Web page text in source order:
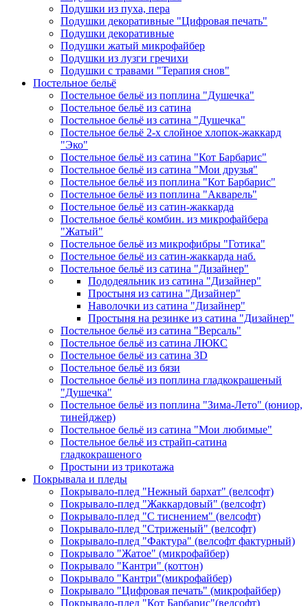
Подушки из пуха, пера
Подушки декоративные "Цифровая печать"
Подушки декоративные
Подушки жатый микрофайбер
Подушки из лузги гречихи
Подушки с травами "Терапия снов"
Постельное бельё
Постельное бельё из поплина "Душечка"
Постельное бельё из сатина
Постельное бельё из сатина "Душечка"
Постельное бельё 2-х слойное хлопок-жаккард
"Эко"
Постельное бельё из сатина "Кот Барбарис"
Постельное бельё из сатина "Мои друзья"
Постельное бельё из поплина "Кот Барбарис"
Постельное бельё из поплина "Акварель"
Постельное бельё из сатин-жаккарда
Постельное бельё комбин. из микрофайбера
"Жатый"
Постельное бельё из микрофибры "Готика"
Постельное бельё из сатин-жаккарда наб.
Постельное бельё из сатина "Дизайнер"
Пододеяльник из сатина "Дизайнер"
Простыня из сатина "Дизайнер"
Наволочки из сатина "Дизайнер"
Простыня на резинке из сатина "Дизайнер"
Постельное бельё из сатина "Версаль"
Постельное бельё из сатина ЛЮКС
Постельное бельё из сатина 3D
Постельное бельё из бязи
Постельное бельё из поплина гладкокрашеный
"Душечка"
Постельное бельё из поплина "Зима-Лето" (юниор,
тинейджер)
Постельное бельё из сатина "Мои любимые"
Постельное бельё из страйп-сатина
гладкокрашеного
Простыни из трикотажа
Покрывала и пледы
Покрывало-плед "Нежный бархат" (велсофт)
Покрывало-плед "Жаккардовый" (велсофт)
Покрывало-плед "С тиснением" (велсофт)
Покрывало-плед "Стриженый" (велсофт)
Покрывало-плед "Фактура" (велсофт фактурный)
Покрывало "Жатое" (микрофайбер)
Покрывало "Кантри" (коттон)
Покрывало "Кантри"(микрофайбер)
Покрывало "Цифровая печать" (микрофайбер)
Покрывало-плед "Кот Барбарис"(велсофт)